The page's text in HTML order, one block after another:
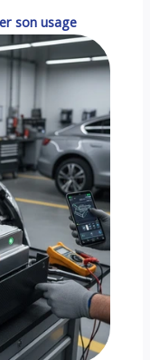
son usage